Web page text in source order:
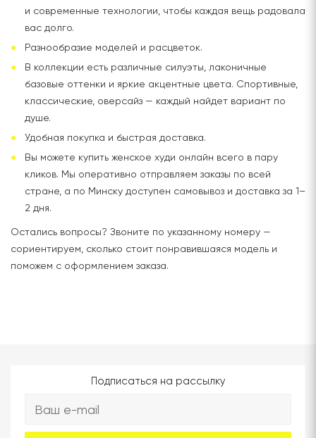
и современные технологии, чтобы каждая вещь радовала
вас долго.
Разнообразие моделей и расцветок.
В коллекции есть различные силуэты, лаконичные
базовые оттенки и яркие акцентные цвета. Спортивные,
классические, оверсайз — каждый найдет вариант по
душе.
Удобная покупка и быстрая доставка.
Вы можете купить женское худи онлайн всего в пару
кликов. Мы оперативно отправляем заказы по всей
стране, а по Минску доступен самовывоз и доставка за 1–
2 дня.
Остались вопросы? Звоните по указанному номеру —
сориентируем, сколько стоит понравившаяся модель и
поможем с оформлением заказа.
Подписаться на рассылку